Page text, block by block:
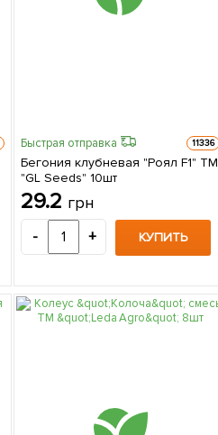
Быстрая отправка 11336
Бегония клубневая "Роял F1" ТМ
"GL Seeds" 10шт
29.2 грн
- + КУПИТЬ